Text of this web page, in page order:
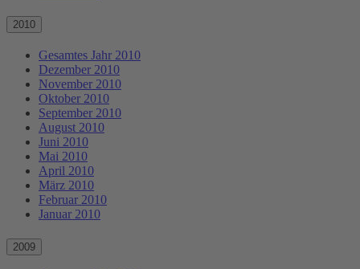
2010
Gesamtes Jahr 2010
Dezember 2010
November 2010
Oktober 2010
September 2010
August 2010
Juni 2010
Mai 2010
April 2010
März 2010
Februar 2010
Januar 2010
2009